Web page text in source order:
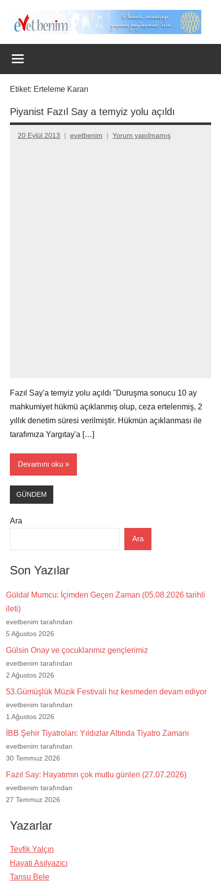
Evet
Benim
Etiket: Erteleme Kararı
Piyanist Fazıl Say a temyiz yolu açıldı
20 Eylül 2013 evetbenim Yorum yapılmamış
Fazıl Say'a temyiz yolu açıldı "Duruşma sonucu 10 ay
mahkumiyet hükmü açıklanmış olup, ceza ertelenmiş, 2
yıllık denetim süresi verilmiştir. Hükmün açıklanması ile
tarafımıza Yargıtay'a […]
Devamını oku
GÜNDEM
Ara
Ara
Son Yazılar
Güldal Mumcu: İçimden Geçen Zaman (05.08.2026 tarihli
ileti)
evetbenim tarafından
5 Ağustos 2026
Gülsin Onay ve çocuklarımız gençlerimiz
evetbenim tarafından
2 Ağustos 2026
53.Gümüşlük Müzik Festivali hız kesmeden devam ediyor
evetbenim tarafından
1 Ağustos 2026
İBB Şehir Tiyatroları: Yıldızlar Altında Tiyatro Zamanı
evetbenim tarafından
30 Temmuz 2026
Fazıl Say: Hayatımın çok mutlu günleri (27.07.2026)
evetbenim tarafından
27 Temmuz 2026
Yazarlar
Tevfik Yalçın
Hayati Asılyazıcı
Tansu Bele